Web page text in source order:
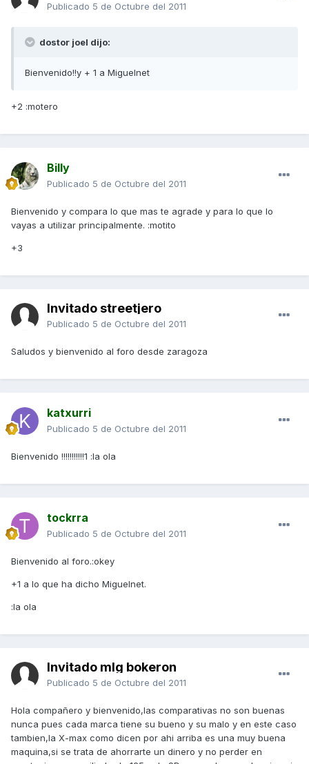
Publicado 5 de Octubre del 2011
dostor joel dijo:
Bienvenido!!y + 1 a Miguelnet
+2 :motero
Billy
Publicado 5 de Octubre del 2011
Bienvenido y compara lo que mas te agrade y para lo que lo
vayas a utilizar principalmente. :motito
+3
Invitado streetjero
Publicado 5 de Octubre del 2011
Saludos y bienvenido al foro desde zaragoza
katxurri
Publicado 5 de Octubre del 2011
Bienvenido !!!!!!!!!!!1 :la ola
tockrra
Publicado 5 de Octubre del 2011
Bienvenido al foro.:okey
+1 a lo que ha dicho Miguelnet.
:la ola
Invitado mlg bokeron
Publicado 5 de Octubre del 2011
Hola compañero y bienvenido,las comparativas no son buenas
nunca pues cada marca tiene su bueno y su malo y en este caso
tambien,la X-max como dicen por ahi arriba es una muy buena
maquina,si se trata de ahorrarte un dinero y no perder en